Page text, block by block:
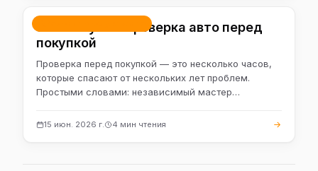
Зачем нужна проверка авто перед
покупкой
Проверка перед покупкой — это несколько часов,
которые спасают от нескольких лет проблем.
Простыми словами: независимый мастер…
15 июн. 2026 г. 4 мин чтения